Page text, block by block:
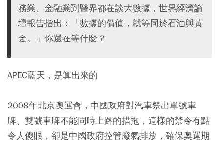
務業、金融業到醫界都在談大數據，世界經濟論
壇報告指出：「數據的價值，就等同於石油與黃
金。」你還在等什麼？
APEC藍天，是算出來的
2008年北京奧運會，中國政府對汽車祭出單號車
牌、雙號車牌不能同時上路的措拖，這樣的禁令有點
令人傻眼，卻是中國政府控管廢氣排放，確保奧運期